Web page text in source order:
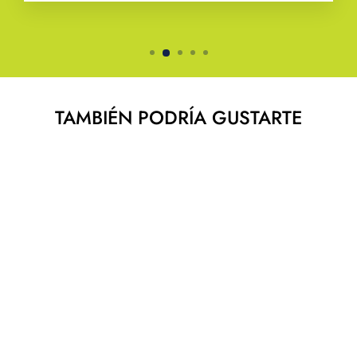
TAMBIÉN PODRÍA GUSTARTE